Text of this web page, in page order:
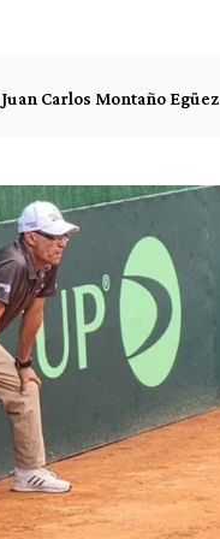
Juan Carlos Montaño Egüez